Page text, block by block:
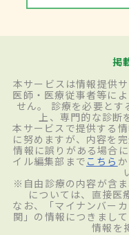
掲
本サービスは情報提供
医師・医療従事者等に
せん。 診療を必要とす
上、専門的な診断
本サービスで提供する
に努めますが、内容を
情報に誤りがある場合
イル編集部まで こちら
※自由診療の内容が含
については、直接医
なお、「マイナンバー
関」の情報につきまし
情報を